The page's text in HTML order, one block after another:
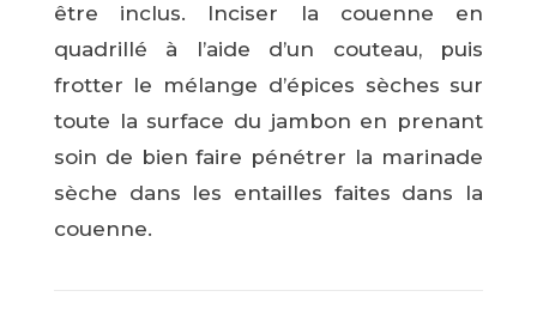
être inclus. Inciser la couenne en
quadrillé à l’aide d’un couteau, puis
frotter le mélange d’épices sèches sur
toute la surface du jambon en prenant
soin de bien faire pénétrer la marinade
sèche dans les entailles faites dans la
couenne.